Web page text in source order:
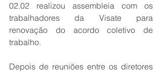
02.02 realizou assembleia com os
trabalhadores da Visate para
renovação do acordo coletivo de
trabalho.
Depois de reuniões entre os diretores